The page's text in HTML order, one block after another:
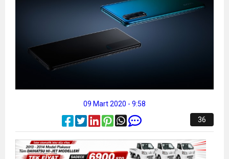
09 Mart 2020 - 9:58
36